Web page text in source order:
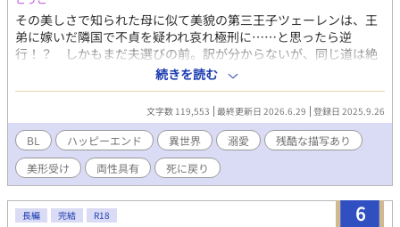
を抱えていた。 日和の主人となった三兄弟もまた、それぞれに
問題や秘密を持っており……。 ※唯月漣 長編5作目 ＊＊＊ 現代
物シリアス、攻め三人・受け一人。 ハピエン予定ですが、誰か
一人とくっつく話ではないです。 エロは予告なく入ります。 ●
含まれる要素● 奴隷、拘束、目隠し、お仕置き、おもらし、電
マ、コスプレ、大人の玩具（ローター、ニップルクリップ、アナ
ルプラグ、エネマグラ）、異物挿入、ローションガーゼ、媚薬、
攻めフェ、甘々、焦らし、濃厚前戯、甘々 ※アブノーマルプレイ
多めにつき、地雷をお持ちの方は上記をご確認の上、自己責任で
閲覧下さい。 （話が進むと増えます） ■多忙のため、当面の間不
定期更新にします。 ■こちらは誤字や誤用の精査等、校正補助に
AIを使用している回があります。 ※本文や展開、内容を考えて書
いているのは作者です。 表紙イラスト●日色ほなみ様
その美しさで知られた母に似て美貌の第三王子ツェーレンは、王
弟に嫁いだ隣国で不貞を疑われ哀れ極刑に……と思ったら逆
行！？ しかもまだ夫選びの前。訳が分からないが、同じ道は絶
対に御免だ。 「隣国以外でお願いします！」 死を回避する為に選
んだ先々でもバラエティ豊かにkillされ続け、巻き戻り続けるツェ
ーレン。これが最後と十二回目の夫となったのは、有名特殊な一
族の三男、天才魔術師アレスター。 彼は婚姻を拒絶するが、ツェ
ーレンが呪いを受けていると言い解呪を約束する。 いじられ体質
の情けない末っ子天才魔術師×素直前向きな呪われ美形王子。 転
移日本人を祖に持つグレイシア三兄弟、三男アレスターの物語。
小説家になろう様にも掲載しております。 ※本編完結。ぼちぼ
ち番外編を投稿していきます。
続きを読む
文字数 119,553 最終更新日 2026.6.29 登録日 2025.9.26
BL ハッピーエンド 異世界 溺愛
残酷な描写あり
美形受け
両性具有 死に戻り
6
長編 完結 R18